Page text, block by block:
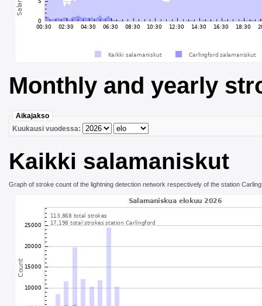
Monthly and yearly
Aikajakso
Kuukausi vuodessa:
Kaikki salamaniskut
Graph of stroke count of the lightning detection network respectively of the station